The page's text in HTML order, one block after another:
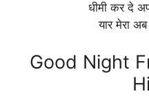
धीमी कर दे
यार मेरा
Good Night